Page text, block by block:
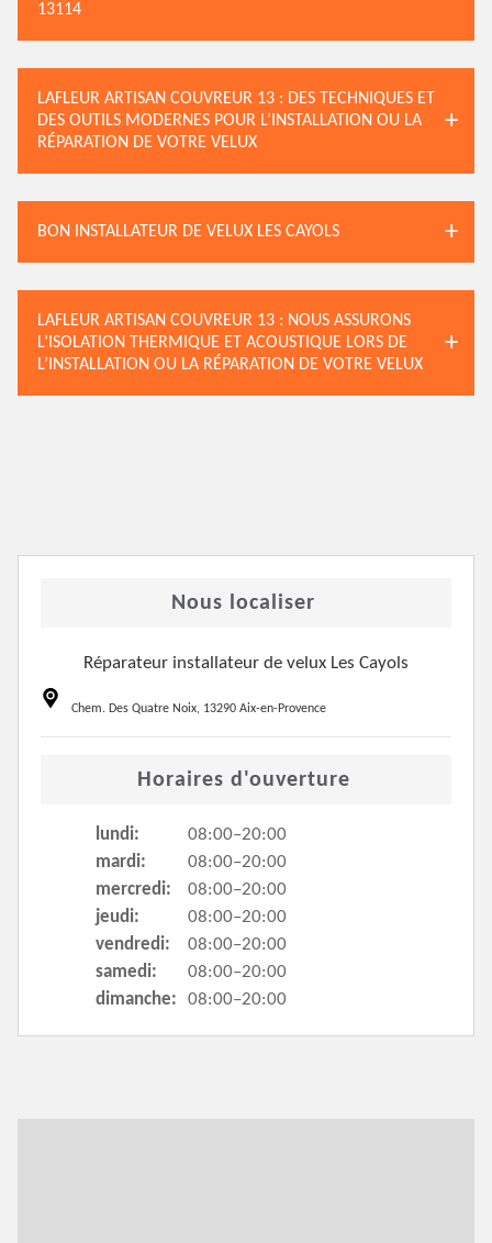
13114
LAFLEUR ARTISAN COUVREUR 13 : DES TECHNIQUES ET
DES OUTILS MODERNES POUR L’INSTALLATION OU LA
RÉPARATION DE VOTRE VELUX
BON INSTALLATEUR DE VELUX LES CAYOLS
LAFLEUR ARTISAN COUVREUR 13 : NOUS ASSURONS
L’ISOLATION THERMIQUE ET ACOUSTIQUE LORS DE
L’INSTALLATION OU LA RÉPARATION DE VOTRE VELUX
Nous localiser
Réparateur installateur de velux Les Cayols
Chem. Des Quatre Noix, 13290 Aix-en-Provence
Horaires d'ouverture
lundi:
08:00–20:00
mardi:
08:00–20:00
mercredi:
08:00–20:00
jeudi:
08:00–20:00
vendredi:
08:00–20:00
samedi:
08:00–20:00
dimanche:
08:00–20:00